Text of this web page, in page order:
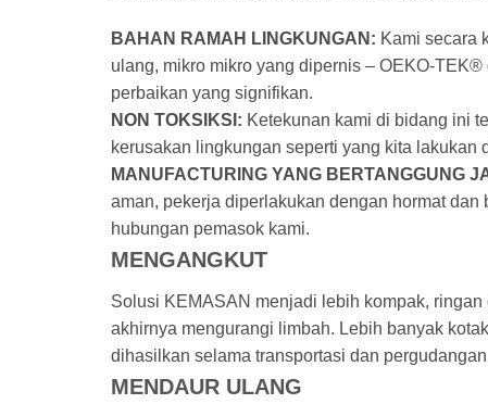
BAHAN RAMAH LINGKUNGAN: Kami secara
ulang, mikro mikro yang dipernis – OEKO-
perbaikan yang signifikan.
NON TOKSIKSI: Ketekunan kami di bidang ini
kerusakan lingkungan seperti yang kita lakukan
MANUFACTURING YANG BERTANGGUNG
aman, pekerja diperlakukan dengan hormat
hubungan pemasok kami.
MENGANGKUT
Solusi KEMASAN menjadi lebih kompak,
akhirnya mengurangi limbah. Lebih banyak
dihasilkan selama transportasi dan
MENDAUR ULANG